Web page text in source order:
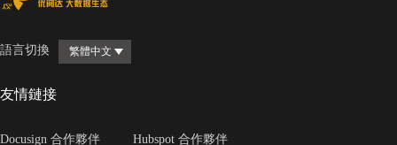
語言切換 繁體中文
友情鏈接
Docusign 合作夥伴 Hubspot 合作夥伴